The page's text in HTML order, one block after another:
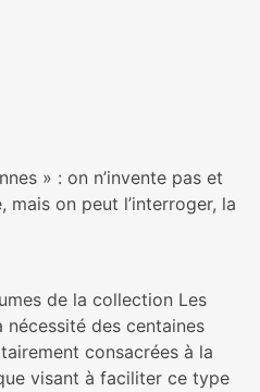
» : on n’invente pas et
mais on peut l’interroger, la
de la collection Les
nécessité des centaines
consacrées à la
visant à faciliter ce type